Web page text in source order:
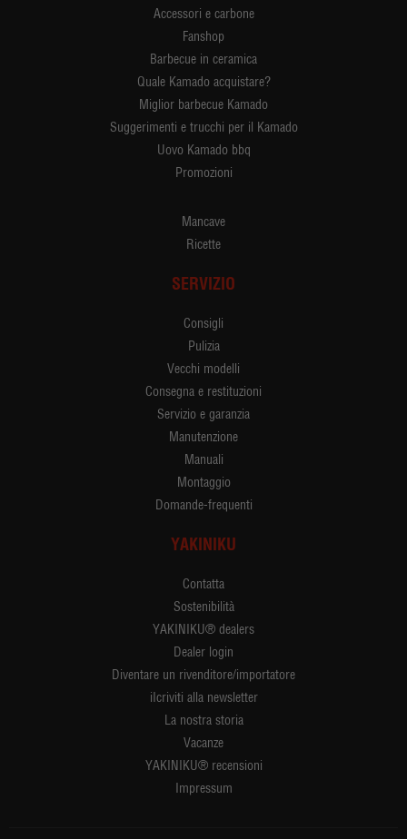
Accessori e carbone
Fanshop
Barbecue in ceramica
Quale Kamado acquistare?
Miglior barbecue Kamado
Suggerimenti e trucchi per il Kamado
Uovo Kamado bbq
Promozioni
Mancave
Ricette
SERVIZIO
Consigli
Pulizia
Vecchi modelli
Consegna e restituzioni
Servizio e garanzia
Manutenzione
Manuali
Montaggio
Domande-frequenti
YAKINIKU
Contatta
Sostenibilità
YAKINIKU® dealers
Dealer login
Diventare un rivenditore/importatore
iIcriviti alla newsletter
La nostra storia
Vacanze
YAKINIKU® recensioni
Impressum